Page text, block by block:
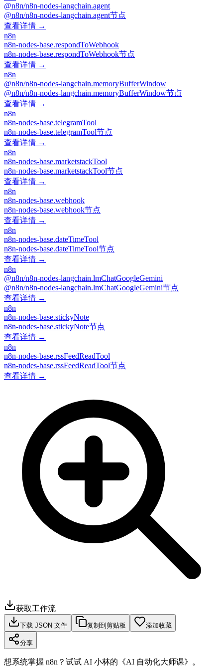
@n8n/n8n-nodes-langchain.agent
@n8n/n8n-nodes-langchain.agent节点
查看详情 →
n8n
n8n-nodes-base.respondToWebhook
n8n-nodes-base.respondToWebhook节点
查看详情 →
n8n
@n8n/n8n-nodes-langchain.memoryBufferWindow
@n8n/n8n-nodes-langchain.memoryBufferWindow节点
查看详情 →
n8n
n8n-nodes-base.telegramTool
n8n-nodes-base.telegramTool节点
查看详情 →
n8n
n8n-nodes-base.marketstackTool
n8n-nodes-base.marketstackTool节点
查看详情 →
n8n
n8n-nodes-base.webhook
n8n-nodes-base.webhook节点
查看详情 →
n8n
n8n-nodes-base.dateTimeTool
n8n-nodes-base.dateTimeTool节点
查看详情 →
n8n
@n8n/n8n-nodes-langchain.lmChatGoogleGemini
@n8n/n8n-nodes-langchain.lmChatGoogleGemini节点
查看详情 →
n8n
n8n-nodes-base.stickyNote
n8n-nodes-base.stickyNote节点
查看详情 →
n8n
n8n-nodes-base.rssFeedReadTool
n8n-nodes-base.rssFeedReadTool节点
查看详情 →
获取工作流
下载 JSON 文件 复制到剪贴板 添加收藏
分享
想系统掌握 n8n？试试 AI 小林的《AI 自动化大师课》。